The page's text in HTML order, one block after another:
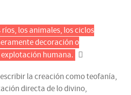
ríos, los animales, los ciclos
decoración o
humana.
la creación como teofanía,
directa de lo divino,